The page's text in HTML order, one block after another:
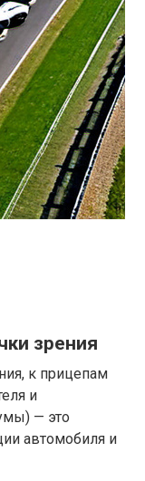
зрения
к прицепам
и
— это
автомобиля и